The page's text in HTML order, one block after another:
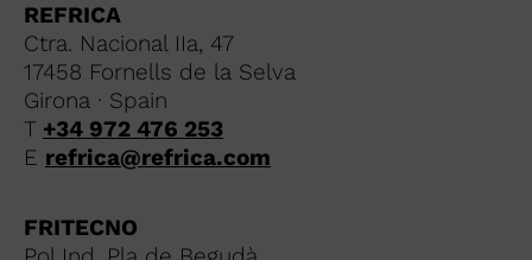
REFRICA
Ctra. Nacional IIa, 47
17458 Fornells de la Selva
Girona · Spain
T +34 972 476 253
E refrica@refrica.com
FRITECNO